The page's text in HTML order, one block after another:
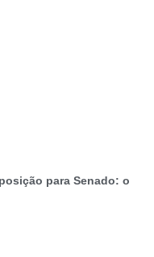
para Senado: o